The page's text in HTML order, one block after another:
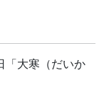
大寒（だいか